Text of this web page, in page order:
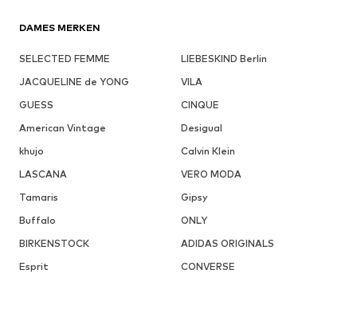
DAMES MERKEN
SELECTED FEMME
LIEBESKIND Berlin
JACQUELINE de YONG
VILA
GUESS
CINQUE
American Vintage
Desigual
khujo
Calvin Klein
LASCANA
VERO MODA
Tamaris
Gipsy
Buffalo
ONLY
BIRKENSTOCK
ADIDAS ORIGINALS
Esprit
CONVERSE